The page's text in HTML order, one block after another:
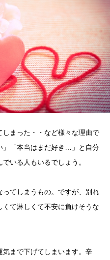
まった・・など様々な理由で
」「本当はまだ好き…」と自分
いる人もいるでしょう。
てしまうもの。ですが、別れ
て淋しくて不安に負けそうな
まで下げてしまいます。辛